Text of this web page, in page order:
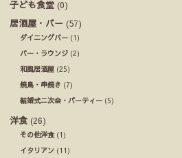
子ども食堂 (0)
居酒屋・バー (57)
ダイニングバー (1)
バー・ラウンジ (2)
和風居酒屋 (25)
焼鳥・串焼き (7)
結婚式ニ次会・パーティー (5)
洋食 (26)
その他洋食(1)
イタリアン (11)